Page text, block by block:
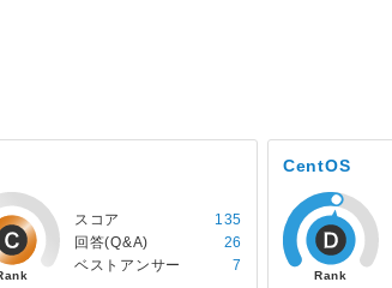
スコア
135
回答(Q&A)
26
ベストアンサー
7
CentOS